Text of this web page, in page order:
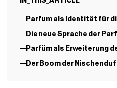
Parfum als Identität für
Die neue Sprache der
Parfüm als Erweiterung
Der Boom der